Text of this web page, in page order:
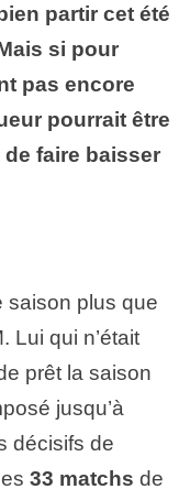
partir cet été
si pour
pas encore
pourrait être
faire baisser
saison plus que
Lui qui n’était
prêt la saison
jusqu’à
décisifs de
33 matchs de